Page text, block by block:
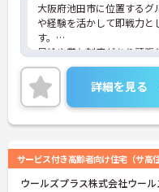
大阪府池田市に位置するグ
や経験を活かして即戦力と
す。
昇給や賞与制度があり頑張
と職員に還元されます。
ご興味のある方には、面接
に詳細をお話しいたします
さい！
詳細を見る
サービス付き高齢者向け住宅（サ高住
ウールズプラス株式会社ウー